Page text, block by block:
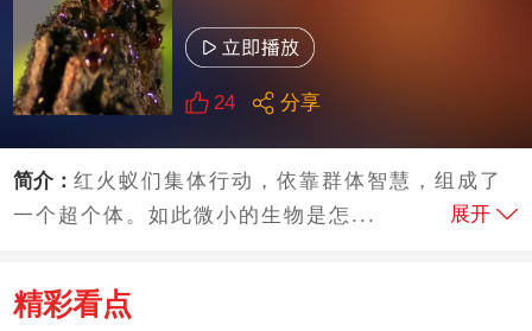
24 分享
简介：红火蚁们集体行动，依靠群体智慧，组成了
一个超个体。如此微小的生物是怎...
展开
精彩看点